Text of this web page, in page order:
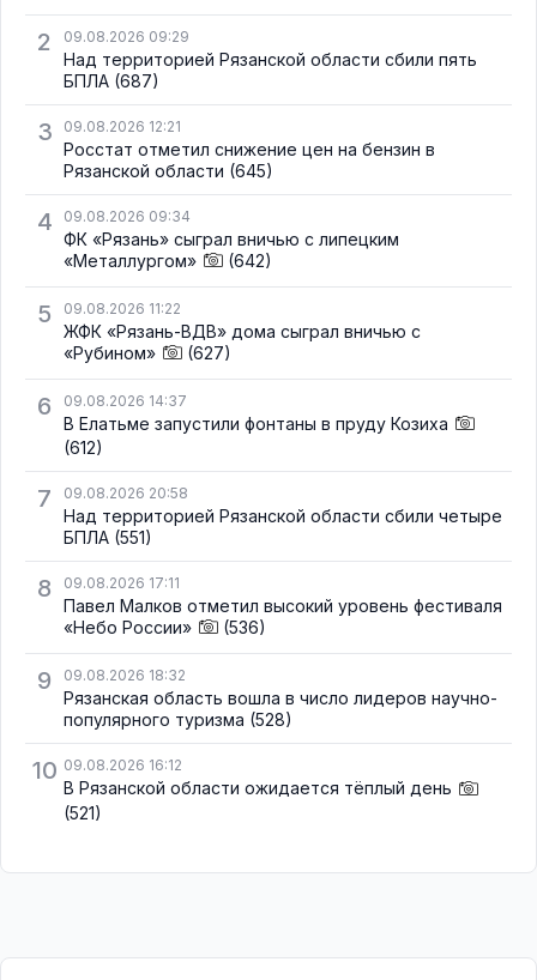
2 09.08.2026 09:29
Над территорией Рязанской области сбили пять
БПЛА (687)
3 09.08.2026 12:21
Росстат отметил снижение цен на бензин в
Рязанской области (645)
4 09.08.2026 09:34
ФК «Рязань» сыграл вничью с липецким
«Металлургом»
(642)
5 09.08.2026 11:22
ЖФК «Рязань-ВДВ» дома сыграл вничью с
«Рубином»
(627)
6 09.08.2026 14:37
В Елатьме запустили фонтаны в пруду Козиха
(612)
7 09.08.2026 20:58
Над территорией Рязанской области сбили четыре
БПЛА (551)
8 09.08.2026 17:11
Павел Малков отметил высокий уровень фестиваля
«Небо России»
(536)
9 09.08.2026 18:32
Рязанская область вошла в число лидеров научно-
популярного туризма (528)
10 09.08.2026 16:12
В Рязанской области ожидается тёплый день
(521)